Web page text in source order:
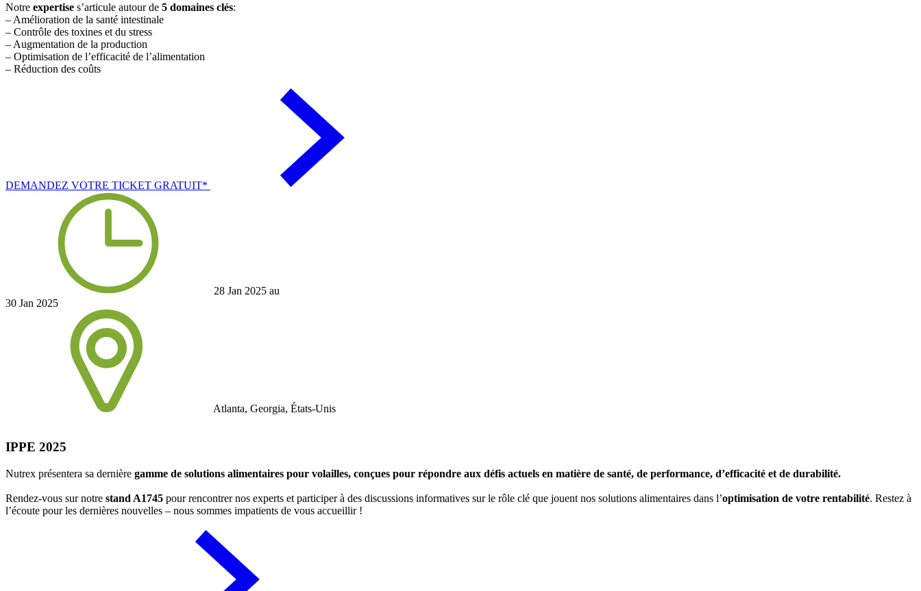
Notre expertise s’articule autour de 5 domaines clés:
– Amélioration de la santé intestinale
– Contrôle des toxines et du stress
– Augmentation de la production
– Optimisation de l’efficacité de l’alimentation
– Réduction des coûts
DEMANDEZ VOTRE TICKET GRATUIT*
28 Jan 2025 au
30 Jan 2025
Atlanta, Georgia, États-Unis
IPPE 2025
Nutrex présentera sa dernière gamme de solutions alimentaires pour volailles, conçues pour répondre aux défis actuels en matière de santé, de performance, d’efficacité et de durabilité.
Rendez-vous sur notre stand A1745 pour rencontrer nos experts et participer à des discussions informatives sur le rôle clé que jouent nos solutions alimentaires dans l’optimisation de votre rentabilité. Restez à
l’écoute pour les dernières nouvelles – nous sommes impatients de vous accueillir !